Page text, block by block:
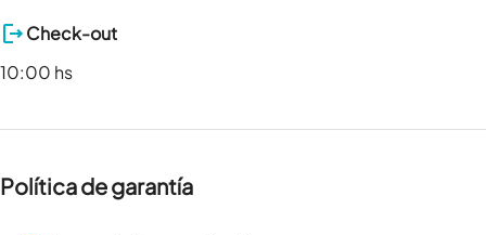
Check-out
10:00 hs
Política de garantía